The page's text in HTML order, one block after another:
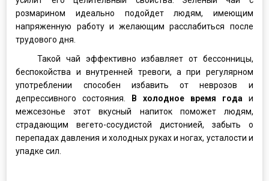
розмарином идеально подойдет людям, имеющим
напряженную работу и желающим расслабиться после
трудового дня.
Такой чай эффективно избавляет от бессонницы,
беспокойства и внутренней тревоги, а при регулярном
употреблении способен избавить от неврозов и
депрессивного состояния.
В холодное время года и
межсезонье этот вкусный напиток поможет людям,
страдающим вегето-сосудистой дистонией, забыть о
перепадах давления и холодных руках и ногах, усталости и
упадке сил.